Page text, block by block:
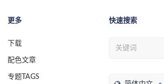
更多
下载
配色文章
专题TAGS
快速搜索